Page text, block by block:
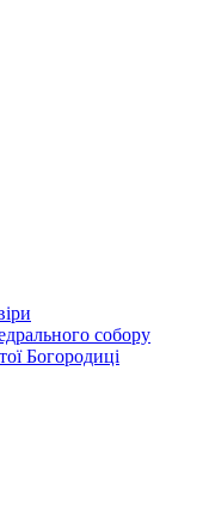
собору
Богородиці